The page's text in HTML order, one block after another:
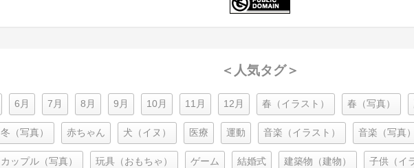
＜人気タグ＞
6月 7月 8月 9月 10月 11月 12月 春（イラスト） 春（写真）
冬（写真） 赤ちゃん 犬（イヌ） 医療 運動 音楽（イラスト） 音楽（写真）
カップル（写真） 玩具（おもちゃ） ゲーム 結婚式 建築物（建物） 子供（イ